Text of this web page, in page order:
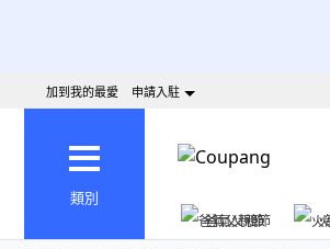
加到我的最愛 申請入駐
類別
爸氣父親節